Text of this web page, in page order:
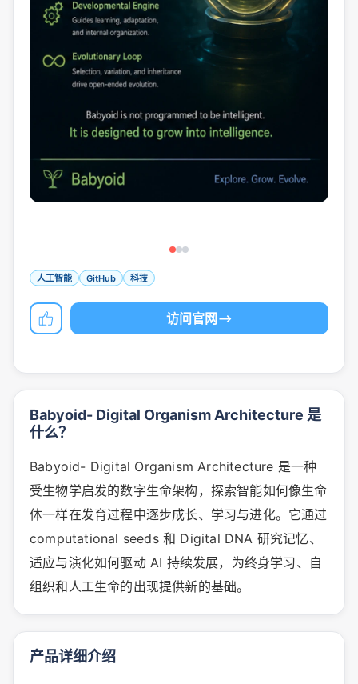
人工智能 GitHub 科技
访问官网
Babyoid- Digital Organism Architecture 是
什么？
Babyoid- Digital Organism Architecture 是一种
受生物学启发的数字生命架构，探索智能如何像生命
体一样在发育过程中逐步成长、学习与进化。它通过
computational seeds 和 Digital DNA 研究记忆、
适应与演化如何驱动 AI 持续发展，为终身学习、自
组织和人工生命的出现提供新的基础。
产品详细介绍